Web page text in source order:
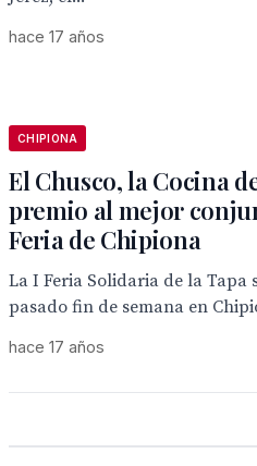
hace 17 años
CHIPIONA
El Chusco, la Cocina
premio al mejor
Feria de Chipiona
La I Feria Solidaria de la Tapa
pasado fin de semana en
hace 17 años